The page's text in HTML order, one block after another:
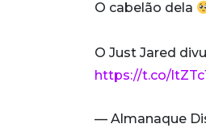
O cabelão dela
O Just Jared
https://t.co/
— Almanaque